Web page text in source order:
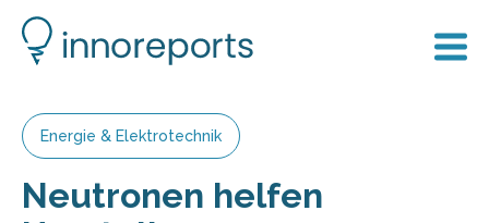
Energie & Elektrotechnik
Neutronen helfen